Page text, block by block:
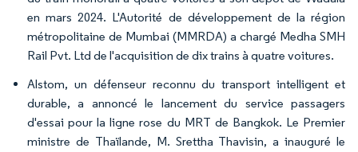
en mars 2024. L'Autorité de développement de la région
métropolitaine de Mumbai (MMRDA) a chargé Medha SMH
Rail Pvt. Ltd de l'acquisition de dix trains à quatre voitures.
Alstom, un défenseur reconnu du transport intelligent et
durable, a annoncé le lancement du service passagers
d'essai pour la ligne rose du MRT de Bangkok. Le Premier
ministre de Thaïlande, M. Srettha Thavisin, a inauguré le